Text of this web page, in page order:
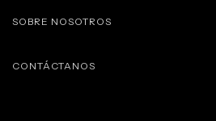
SOBRE NOSOTROS
CONTÁCTANOS